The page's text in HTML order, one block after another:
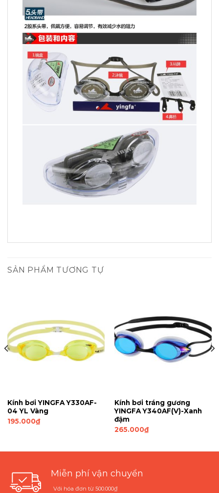
SẢN PHẨM TƯƠNG TỰ
Kính bơi YINGFA Y330AF-
04 YL Vàng
195.000₫
Kính bơi tráng gương
YINGFA Y340AF(V)-Xanh
đậm
265.000₫
Miễn phí vận chuyển
Với hóa đơn từ 500.000₫